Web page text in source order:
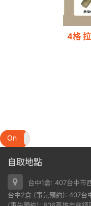
4格
On
自取地點
台中1倉: 407台中市
台中2倉 (事先預約): 407台